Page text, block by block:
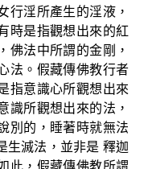
行淫所產生的淫液，
時是指觀想出來的紅
佛法中所謂的金剛，
法。假藏傳佛教行者
指意識心所觀想出來
識所觀想出來的法，
別的，睡著時就無法
生滅法，並非是 釋迦
此，假藏傳佛教所謂